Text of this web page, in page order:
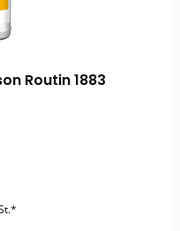
Routin 1883